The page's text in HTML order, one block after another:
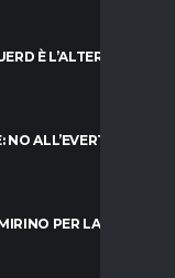
È L’ALTERNATIVA
ALL’EVERTON
PER LA PORTA